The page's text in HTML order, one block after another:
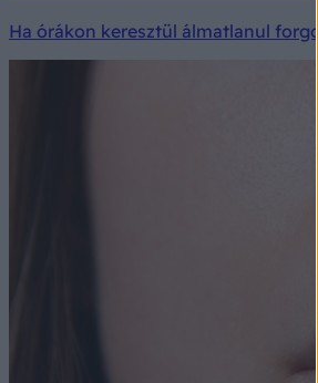
Ha órákon keresztül álmatlanul